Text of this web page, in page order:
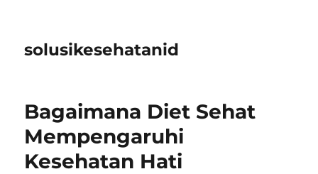
solusikesehatanid
Bagaimana Diet Sehat
Mempengaruhi
Kesehatan Hati